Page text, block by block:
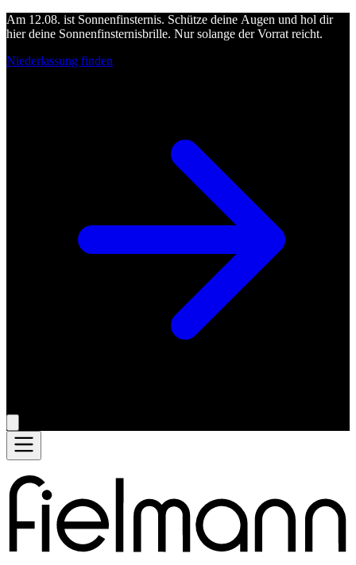
Am 12.08. ist Sonnenfinsternis. Schütze deine Augen und hol dir
hier deine Sonnenfinsternisbrille. Nur solange der Vorrat reicht.
Niederlassung finden